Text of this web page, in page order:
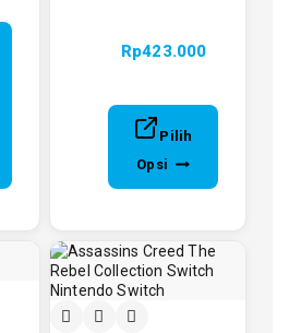
Rp423.000
Pilih
Opsi